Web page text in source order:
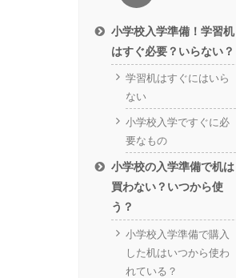
小学校入学準備！学習机
はすぐ必要？いらない？
学習机はすぐにはいら
ない
小学校入学ですぐに必
要なもの
小学校の入学準備で机は
買わない？いつから使
う？
小学校入学準備で購入
した机はいつから使わ
れている？